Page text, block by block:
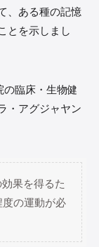
、ある種の記憶
とを示しまし
臨床・生物健
・アグジャヤン
果を得るた
の運動が必